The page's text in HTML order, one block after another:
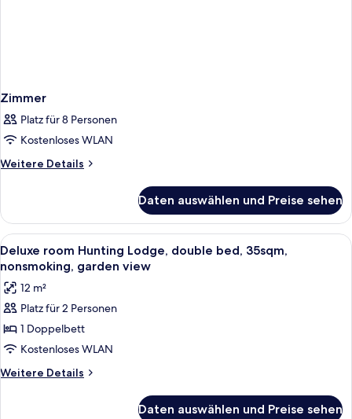
Zimmer
Platz für 8 Personen
Kostenloses WLAN
Weitere Details
Weitere
Daten auswählen und Preise sehen
Alle
Fotos
für
Deluxe
room
Hunting
Lodge,
double
Bettwäsche aus ägyptischer
1
Deluxe room Hunting Lodge, double bed, 35sqm,
nonsmoking, garden view
12 m²
Platz für 2 Personen
1 Doppelbett
Kostenloses WLAN
Weitere Details
Weitere
Daten auswählen und Preise sehen